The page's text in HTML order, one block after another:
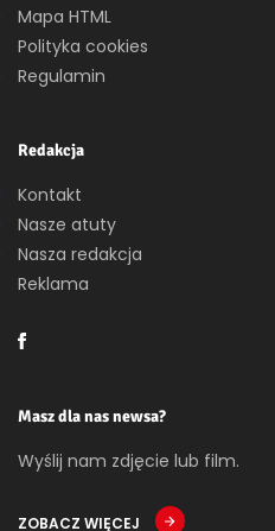
Mapa HTML
Polityka cookies
Regulamin
Redakcja
Kontakt
Nasze atuty
Nasza redakcja
Reklama
Masz dla nas newsa?
Wyślij nam zdjęcie lub film.
ZOBACZ WIĘCEJ